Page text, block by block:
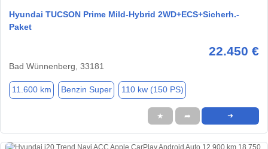
Hyundai TUCSON Prime Mild-Hybrid 2WD+ECS+Sicherh.-
Paket
22.450 €
Bad Wünnenberg, 33181
11.600 km Benzin Super 110 kw (150 PS)
★ ➦ ➜